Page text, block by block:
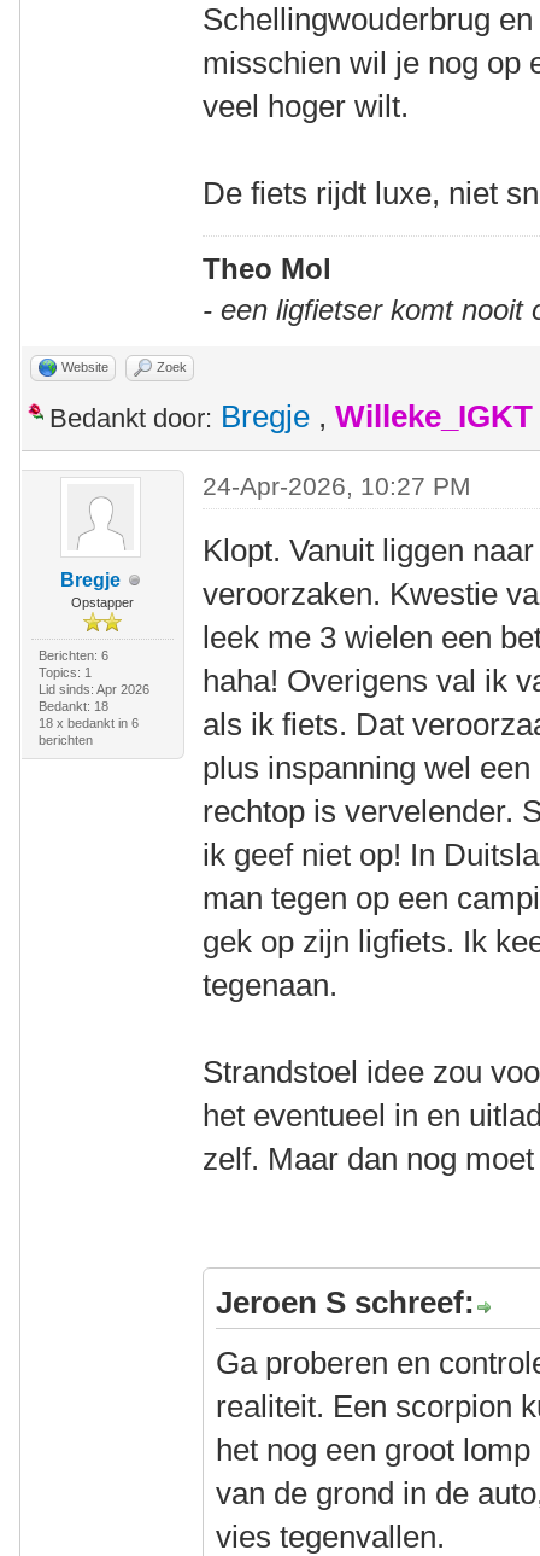
Schellingwouderbrug
misschien wil je nog op
veel hoger wilt.
De fiets rijdt luxe, niet
Theo Mol
- een ligfietser komt nooit
Website Zoek
Bedankt door: Bregje , Willeke_IGKT
Bregje
Opstapper
Berichten: 6
Topics: 1
Lid sinds: Apr 2026
Bedankt: 18
18 x bedankt in 6
berichten
24-Apr-2026, 10:27 PM
Klopt. Vanuit liggen
veroorzaken. Kwestie
leek me 3 wielen een
haha! Overigens val ik
als ik fiets. Dat
plus inspanning wel
rechtop is vervelender.
ik geef niet op! In
man tegen op een
gek op zijn ligfiets. Ik
tegenaan.
Strandstoel idee zou
het eventueel in en
zelf. Maar dan nog
Jeroen S schreef:
Ga proberen en
realiteit. Een scorpion
het nog een groot
van de grond in de
vies tegenvallen.